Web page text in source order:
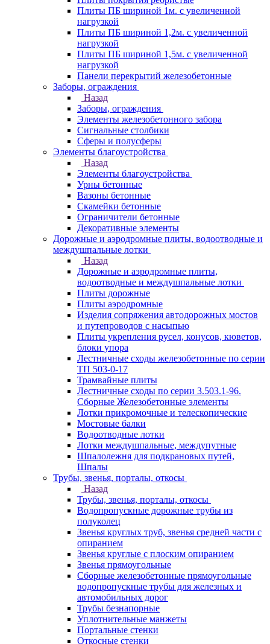
Плиты ПБ шириной 1м. с увеличенной
нагрузкой
Плиты ПБ шириной 1,2м. с увеличенной
нагрузкой
Плиты ПБ шириной 1,5м. с увеличенной
нагрузкой
Панели перекрытий железобетонные
Заборы, ограждения
Назад
Заборы, ограждения
Элементы железобетонного забора
Сигнальные столбики
Сферы и полусферы
Элементы благоустройства
Назад
Элементы благоустройства
Урны бетонные
Вазоны бетонные
Скамейки бетонные
Ограничители бетонные
Декоративные элементы
Дорожные и аэродромные плиты, водоотводные и
междушпальные лотки
Назад
Дорожные и аэродромные плиты,
водоотводные и междушпальные лотки
Плиты дорожные
Плиты аэродромные
Изделия сопряжения автодорожных мостов
и путепроводов с насыпью
Плиты укрепления русел, конусов, кюветов,
блоки упора
Лестничные сходы железобетонные по серии
ТП 503-0-17
Трамвайные плиты
Лестничные сходы по серии 3.503.1-96.
Сборные Железобетонные элементы
Лотки прикромочные и телескопические
Мостовые балки
Водоотводные лотки
Лотки междушпальные, междупутные
Шпалолежня для подкрановых путей,
Шпалы
Трубы, звенья, порталы, откосы
Назад
Трубы, звенья, порталы, откосы
Водопропускные дорожные трубы из
полуколец
Звенья круглых труб, звенья средней части с
опиранием
Звенья круглые с плоским опиранием
Звенья прямоугольные
Сборные железобетонные прямоугольные
водопропускные трубы для железных и
автомобильных дорог
Трубы безнапорные
Уплотнительные манжеты
Портальные стенки
Откосные стенки